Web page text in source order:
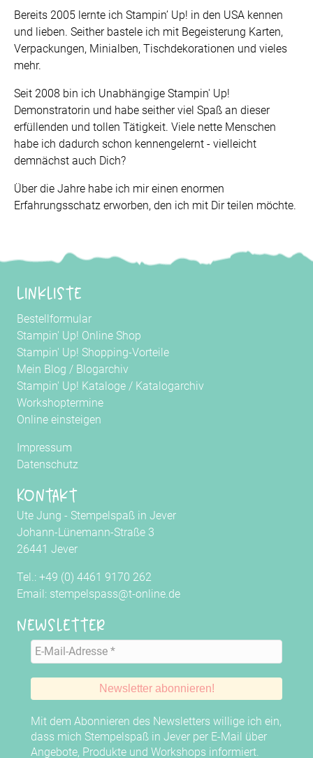
Bereits 2005 lernte ich Stampin’ Up! in den USA kennen
und lieben. Seither bastele ich mit Begeisterung Karten,
Verpackungen, Minialben, Tischdekorationen und vieles
mehr.
Seit 2008 bin ich Unabhängige Stampin' Up!
Demonstratorin und habe seither viel Spaß an dieser
erfüllenden und tollen Tätigkeit. Viele nette Menschen
habe ich dadurch schon kennengelernt - vielleicht
demnächst auch Dich?
Über die Jahre habe ich mir einen enormen
Erfahrungsschatz erworben, den ich mit Dir teilen möchte.
Linkliste
Bestellformular
Stampin' Up! Online Shop
Stampin' Up! Shopping-Vorteile
Mein Blog / Blogarchiv
Stampin' Up! Kataloge / Katalogarchiv
Workshoptermine
Online einsteigen
Impressum
Datenschutz
Kontakt
Ute Jung - Stempelspaß in Jever
Johann-Lünemann-Straße 3
26441 Jever
Tel.: +49 (0) 4461 9170 262
Email: stempelspass@t-online.de
Newsletter
Mit dem Abonnieren des Newsletters willige ich ein,
dass mich Stempelspaß in Jever per E-Mail über
Angebote, Produkte und Workshops informiert.